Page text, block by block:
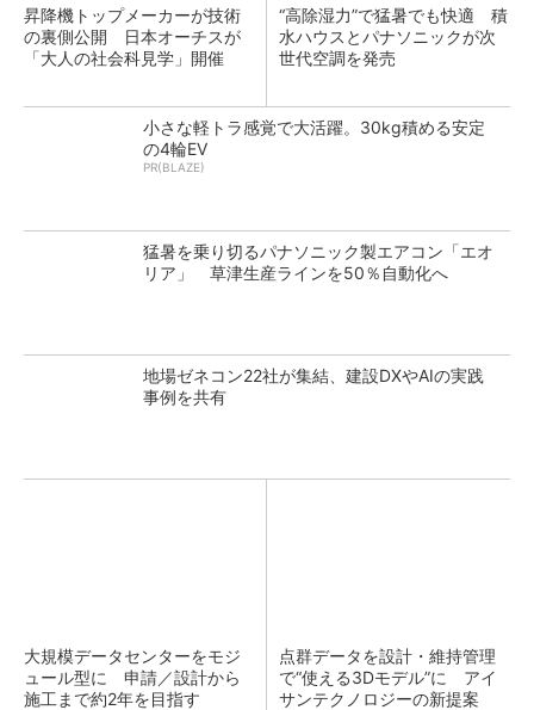
昇降機トップメーカーが技術
の裏側公開 日本オーチスが
「大人の社会科見学」開催
“高除湿力”で猛暑でも快適 積
水ハウスとパナソニックが次
世代空調を発売
小さな軽トラ感覚で大活躍。30kg積める安定
の4輪EV
PR(BLAZE)
猛暑を乗り切るパナソニック製エアコン「エオ
リア」 草津生産ラインを50％自動化へ
地場ゼネコン22社が集結、建設DXやAIの実践
事例を共有
大規模データセンターをモジ
ュール型に 申請／設計から
施工まで約2年を目指す
点群データを設計・維持管理
で“使える3Dモデル”に アイ
サンテクノロジーの新提案